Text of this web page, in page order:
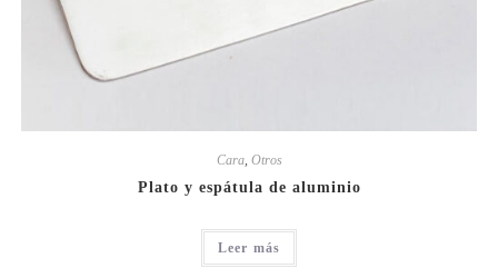
Cara, Otros
Plato y espátula de aluminio
Leer más